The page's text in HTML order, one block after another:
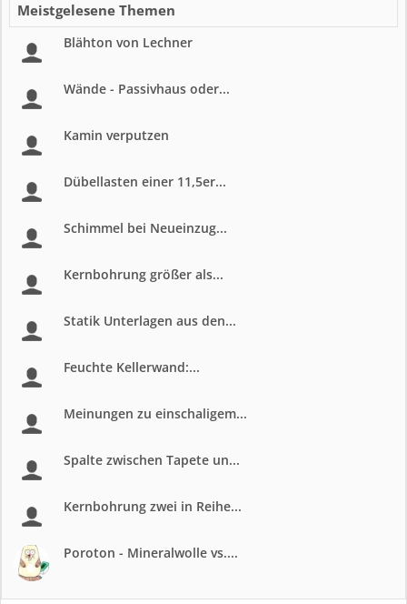
Meistgelesene Themen
Blähton von Lechner
Wände - Passivhaus oder...
Kamin verputzen
Dübellasten einer 11,5er...
Schimmel bei Neueinzug...
Kernbohrung größer als...
Statik Unterlagen aus den...
Feuchte Kellerwand:...
Meinungen zu einschaligem...
Spalte zwischen Tapete un...
Kernbohrung zwei in Reihe...
Poroton - Mineralwolle vs....